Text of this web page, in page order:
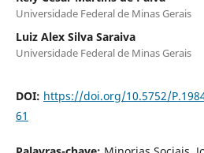
Universidade Federal de Minas Gerais
Luiz Alex Silva Saraiva
Universidade Federal de Minas Gerais
DOI: https://doi.org/10.5752/
61